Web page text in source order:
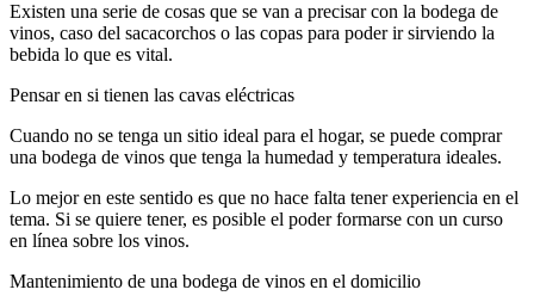
Existen una serie de cosas que se van a precisar con la bodega de
vinos, caso del sacacorchos o las copas para poder ir sirviendo la
bebida lo que es vital.
Pensar en si tienen las cavas eléctricas
Cuando no se tenga un sitio ideal para el hogar, se puede comprar
una bodega de vinos que tenga la humedad y temperatura ideales.
Lo mejor en este sentido es que no hace falta tener experiencia en el
tema. Si se quiere tener, es posible el poder formarse con un curso
en línea sobre los vinos.
Mantenimiento de una bodega de vinos en el domicilio